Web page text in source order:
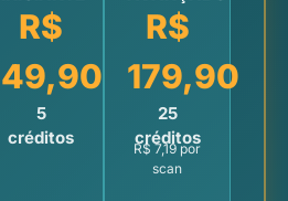
R$
49,90
5
créditos
R$
179,90
25
créditos
R$ 7,19 por
scan